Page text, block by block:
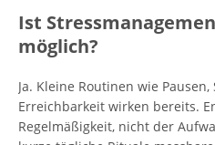
Ist
möglich?
Ja. Kleine Routinen wie
Erreichbarkeit wirken bereits.
Regelmäßigkeit, nicht der